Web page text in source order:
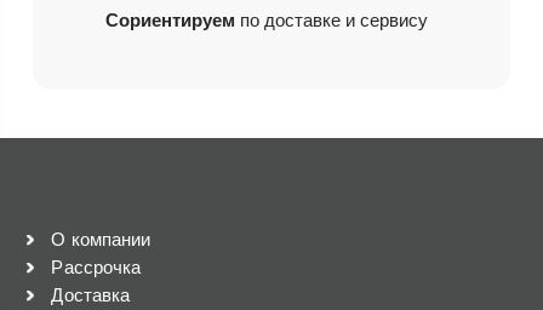
Сориентируем по доставке и сервису
О компании
Рассрочка
Доставка